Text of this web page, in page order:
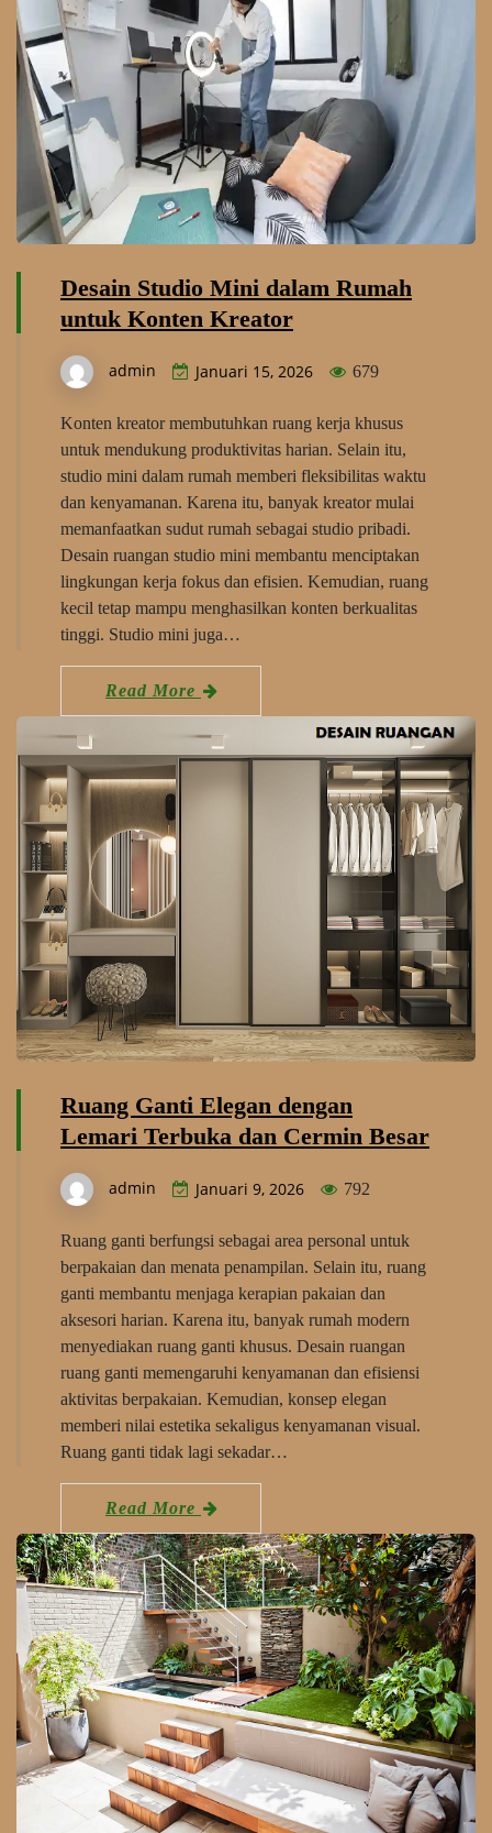
Desain Studio Mini dalam Rumah
untuk Konten Kreator
admin Januari 15, 2026 679
Konten kreator membutuhkan ruang kerja khusus
untuk mendukung produktivitas harian. Selain itu,
studio mini dalam rumah memberi fleksibilitas waktu
dan kenyamanan. Karena itu, banyak kreator mulai
memanfaatkan sudut rumah sebagai studio pribadi.
Desain ruangan studio mini membantu menciptakan
lingkungan kerja fokus dan efisien. Kemudian, ruang
kecil tetap mampu menghasilkan konten berkualitas
tinggi. Studio mini juga…
Read More
Ruang Ganti Elegan dengan
Lemari Terbuka dan Cermin Besar
admin Januari 9, 2026 792
Ruang ganti berfungsi sebagai area personal untuk
berpakaian dan menata penampilan. Selain itu, ruang
ganti membantu menjaga kerapian pakaian dan
aksesori harian. Karena itu, banyak rumah modern
menyediakan ruang ganti khusus. Desain ruangan
ruang ganti memengaruhi kenyamanan dan efisiensi
aktivitas berpakaian. Kemudian, konsep elegan
memberi nilai estetika sekaligus kenyamanan visual.
Ruang ganti tidak lagi sekadar…
Read More